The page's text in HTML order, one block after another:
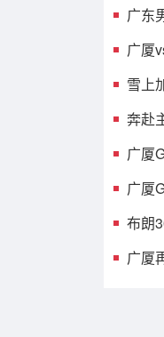
广东
广厦
雪上
奔赴
广厦
广厦
布朗
广厦